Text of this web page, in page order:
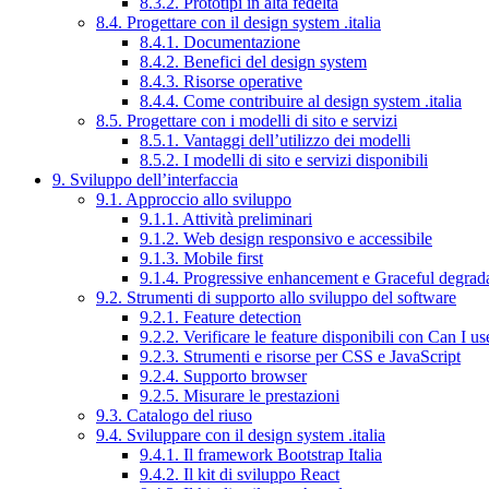
8.4. Progettare con il design system .italia
8.4.1. Documentazione
8.4.2. Benefici del design system
8.4.3. Risorse operative
8.4.4. Come contribuire al design system .italia
8.5. Progettare con i modelli di sito e servizi
8.5.1. Vantaggi dell’utilizzo dei modelli
8.5.2. I modelli di sito e servizi disponibili
9. Sviluppo dell’interfaccia
9.1. Approccio allo sviluppo
9.1.1. Attività preliminari
9.1.2. Web design responsivo e accessibile
9.1.3. Mobile first
9.1.4. Progressive enhancement e Graceful
9.2. Strumenti di supporto allo sviluppo del software
9.2.1. Feature detection
9.2.2. Verificare le feature disponibili con Can I
9.2.3. Strumenti e risorse per CSS e JavaScript
9.2.4. Supporto browser
9.2.5. Misurare le prestazioni
9.3. Catalogo del riuso
9.4. Sviluppare con il design system .italia
9.4.1. Il framework Bootstrap Italia
9.4.2. Il kit di sviluppo React